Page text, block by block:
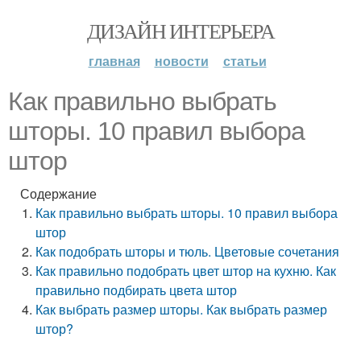
ДИЗАЙН ИНТЕРЬЕРА
главная новости статьи
Как правильно выбрать
шторы. 10 правил выбора
штор
Содержание
Как правильно выбрать шторы. 10 правил выбора
штор
Как подобрать шторы и тюль. Цветовые сочетания
Как правильно подобрать цвет штор на кухню. Как
правильно подбирать цвета штор
Как выбрать размер шторы. Как выбрать размер
штор?